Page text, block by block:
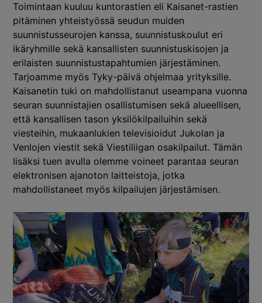
Toimintaan kuuluu kuntorastien eli Kaisanet-rastien
pitäminen yhteistyössä seudun muiden
suunnistusseurojen kanssa, suunnistuskoulut eri
ikäryhmille sekä kansallisten suunnistuskisojen ja
erilaisten suunnistustapahtumien järjestäminen.
Tarjoamme myös Tyky-päivä ohjelmaa yrityksille.
Kaisanetin tuki on mahdollistanut useampana vuonna
seuran suunnistajien osallistumisen sekä alueellisen,
että kansallisen tason yksilökilpailuihin sekä
viesteihin, mukaanlukien televisioidut Jukolan ja
Venlojen viestit sekä Viestiliigan osakilpailut. Tämän
lisäksi tuen avulla olemme voineet parantaa seuran
elektronisen ajanoton laitteistoja, jotka
mahdollistaneet myös kilpailujen järjestämisen.